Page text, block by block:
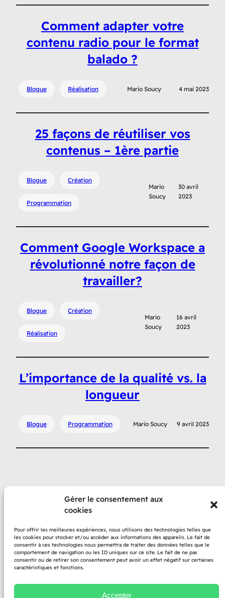
Gérer le consentement aux
cookies
Pour offrir les meilleures expériences, nous utilisons des technologies telles que
les cookies pour stocker et/ou accéder aux informations des appareils. Le fait de
consentir à ces technologies nous permettra de traiter des données telles que le
comportement de navigation ou les ID uniques sur ce site. Le fait de ne pas
consentir ou de retirer son consentement peut avoir un effet négatif sur certaines
caractéristiques et fonctions.
Accepter
Comment adapter votre
contenu radio pour le format
balado ?
Blogue Réalisation Mario Soucy 4 mai 2023
25 façons de réutiliser vos
contenus – 1ère partie
Blogue Création
Programmation
Mario
Soucy
30 avril
2023
Comment Google Workspace a
révolutionné notre façon de
travailler?
Blogue Création
Réalisation
Mario
Soucy
16 avril
2023
L’importance de la qualité vs. la
longueur
Blogue Programmation Mario Soucy 9 avril 2023
Propulsé par